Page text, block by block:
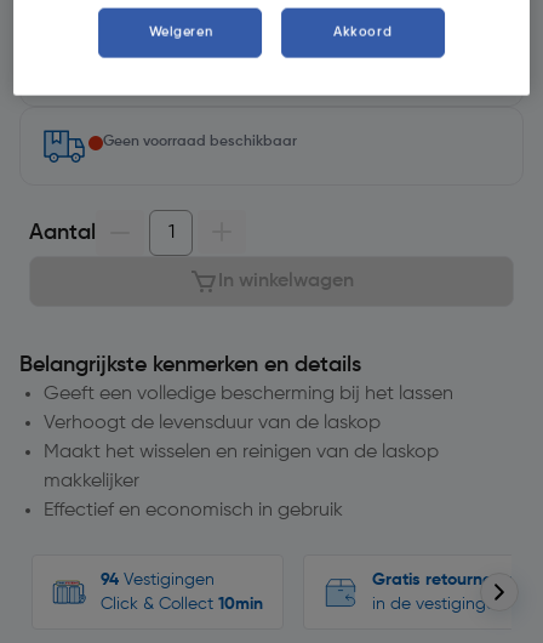
Geen voorraad beschikbaar
Aantal
In winkelwagen
Belangrijkste kenmerken en details
Geeft een volledige bescherming bij het lassen
Verhoogt de levensduur van de laskop
Maakt het wisselen en reinigen van de laskop
makkelijker
Effectief en economisch in gebruik
94 Vestigingen
Click & Collect 10min
Gratis retourneren
in de vestigingen
Weigeren Akkoord